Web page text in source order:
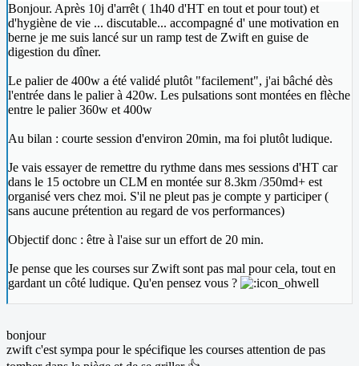
Bonjour. Après 10j d'arrêt ( 1h40 d'HT en tout et pour tout) et
d'hygiène de vie ... discutable... accompagné d' une motivation en
berne je me suis lancé sur un ramp test de Zwift en guise de
digestion du dîner.
Le palier de 400w a été validé plutôt "facilement", j'ai bâché dès
l'entrée dans le palier à 420w. Les pulsations sont montées en flèche
entre le palier 360w et 400w
Au bilan : courte session d'environ 20min, ma foi plutôt ludique.
Je vais essayer de remettre du rythme dans mes sessions d'HT car
dans le 15 octobre un CLM en montée sur 8.3km /350md+ est
organisé vers chez moi. S'il ne pleut pas je compte y participer (
sans aucune prétention au regard de vos performances)
Objectif donc : être à l'aise sur un effort de 20 min.
Je pense que les courses sur Zwift sont pas mal pour cela, tout en
gardant un côté ludique. Qu'en pensez vous ?
bonjour
zwift c'est sympa pour le spécifique les courses attention de pas